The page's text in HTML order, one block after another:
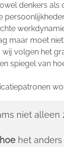
denkers als
maar moet
volgen het
spiegel van
niet alleen
hoe het